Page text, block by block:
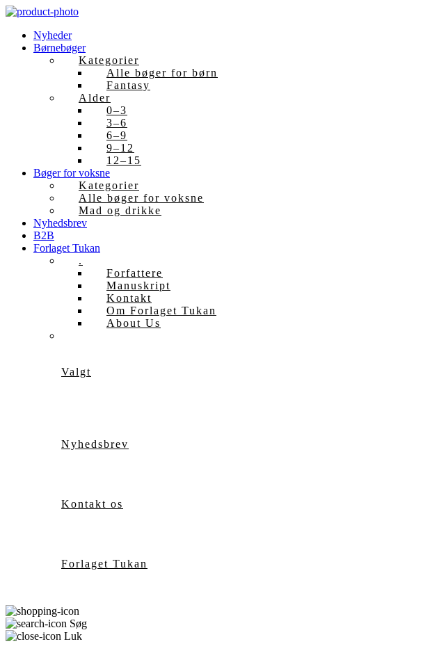
Skip
contentNyheder
Børnebøger
Kategorier
Alle bøger for børn
Fantasy
Alder
0–3
3–6
6–9
9–12
12–15
Bøger for voksne
Kategorier
Alle bøger for voksne
Mad og drikke
Nyhedsbrev
B2B
Forlaget Tukan
.
Forfattere
Manuskript
Kontakt
Om Forlaget Tukan
About Us
Valgt
Nyhedsbrev
Kontakt os
Forlaget Tukan
Søg
Luk